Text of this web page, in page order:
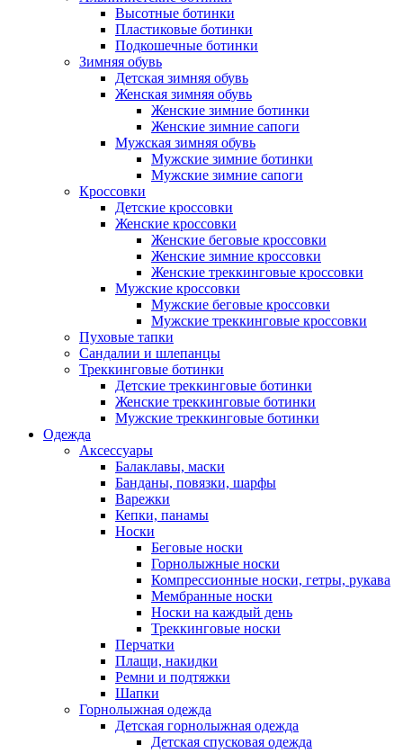
Высотные ботинки
Пластиковые ботинки
Подкошечные ботинки
Зимняя обувь
Детская зимняя обувь
Женская зимняя обувь
Женские зимние ботинки
Женские зимние сапоги
Мужская зимняя обувь
Мужские зимние ботинки
Мужские зимние сапоги
Кроссовки
Детские кроссовки
Женские кроссовки
Женские беговые кроссовки
Женские зимние кроссовки
Женские треккинговые кроссовки
Мужские кроссовки
Мужские беговые кроссовки
Мужские треккинговые кроссовки
Пуховые тапки
Сандалии и шлепанцы
Треккинговые ботинки
Детские треккинговые ботинки
Женские треккинговые ботинки
Мужские треккинговые ботинки
Одежда
Аксессуары
Балаклавы, маски
Банданы, повязки, шарфы
Варежки
Кепки, панамы
Носки
Беговые носки
Горнолыжные носки
Компрессионные носки, гетры, рукава
Мембранные носки
Носки на каждый день
Треккинговые носки
Перчатки
Плащи, накидки
Ремни и подтяжки
Шапки
Горнолыжная одежда
Детская горнолыжная одежда
Детская спусковая одежда